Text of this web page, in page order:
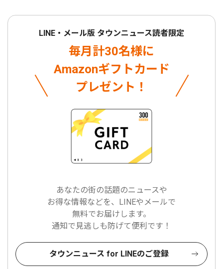
LINE・メール版 タウンニュース読者限定
毎月計30名様に
Amazonギフトカード
プレゼント！
あなたの街の話題のニュースや
お得な情報などを、LINEやメールで
無料でお届けします。
通知で見逃しも防げて便利です！
タウンニュース for LINEのご登録